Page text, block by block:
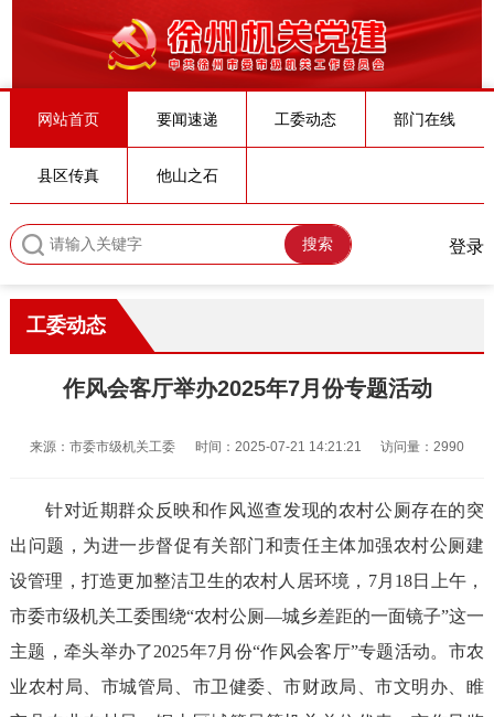
网站首页 要闻速递 工委动态 部门在线
县区传真 他山之石
搜索 登录
工委动态
作风会客厅举办2025年7月份专题活动
来源：市委市级机关工委 时间：2025-07-21 14:21:21 访问量：2990
针对近期群众反映和作风巡查发现的农村公厕存在的突
出问题，为进一步督促有关部门和责任主体加强农村公厕建
设管理，打造更加整洁卫生的农村人居环境，7月18日上午，
市委市级机关工委围绕“农村公厕—城乡差距的一面镜子”这一
主题，牵头举办了2025年7月份“作风会客厅”专题活动。市农
业农村局、市城管局、市卫健委、市财政局、市文明办、睢